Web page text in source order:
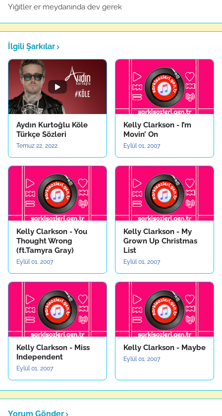
Yiğitler er meydanında dev gerek
İlgili Şarkılar
Aydın Kurtoğlu Köle
Türkçe Sözleri
Temuz 22, 2022
Kelly Clarkson - I’m
Movin’ On
Eylül 01, 2007
Kelly Clarkson - You
Thought Wrong
(ft.Tamyra Gray)
Eylül 01, 2007
Kelly Clarkson - My
Grown Up Christmas
List
Eylül 01, 2007
Kelly Clarkson - Miss
Independent
Eylül 01, 2007
Kelly Clarkson - Maybe
Eylül 01, 2007
Yorum Gönder